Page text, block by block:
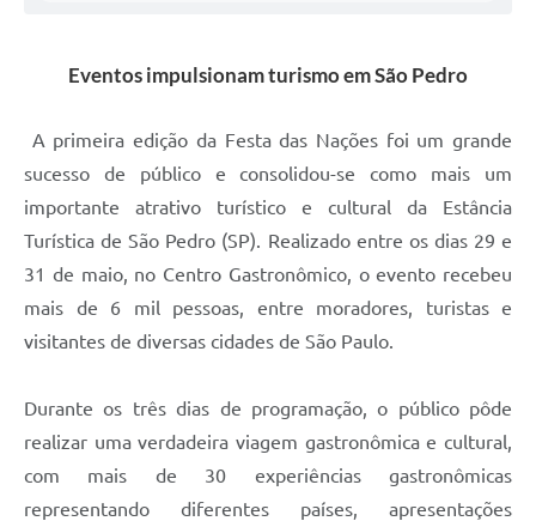
Eventos impulsionam turismo em São Pedro
A primeira edição da Festa das Nações foi um grande
sucesso de público e consolidou-se como mais um
importante atrativo turístico e cultural da Estância
Turística de São Pedro (SP). Realizado entre os dias 29 e
31 de maio, no Centro Gastronômico, o evento recebeu
mais de 6 mil pessoas, entre moradores, turistas e
visitantes de diversas cidades de São Paulo.
Durante os três dias de programação, o público pôde
realizar uma verdadeira viagem gastronômica e cultural,
com mais de 30 experiências gastronômicas
representando diferentes países, apresentações